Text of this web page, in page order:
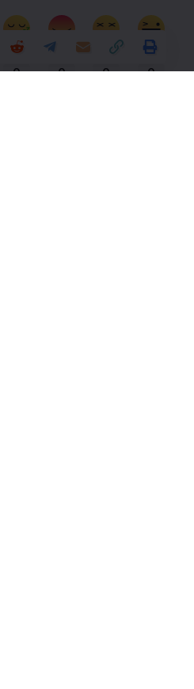
Sleepy
0
Angry
0
Dead
0
Wink
0